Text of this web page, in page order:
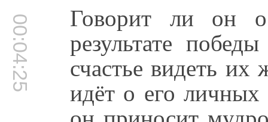
00:04:25 Говорит ли он о
результате
счастье видеть
идёт о его